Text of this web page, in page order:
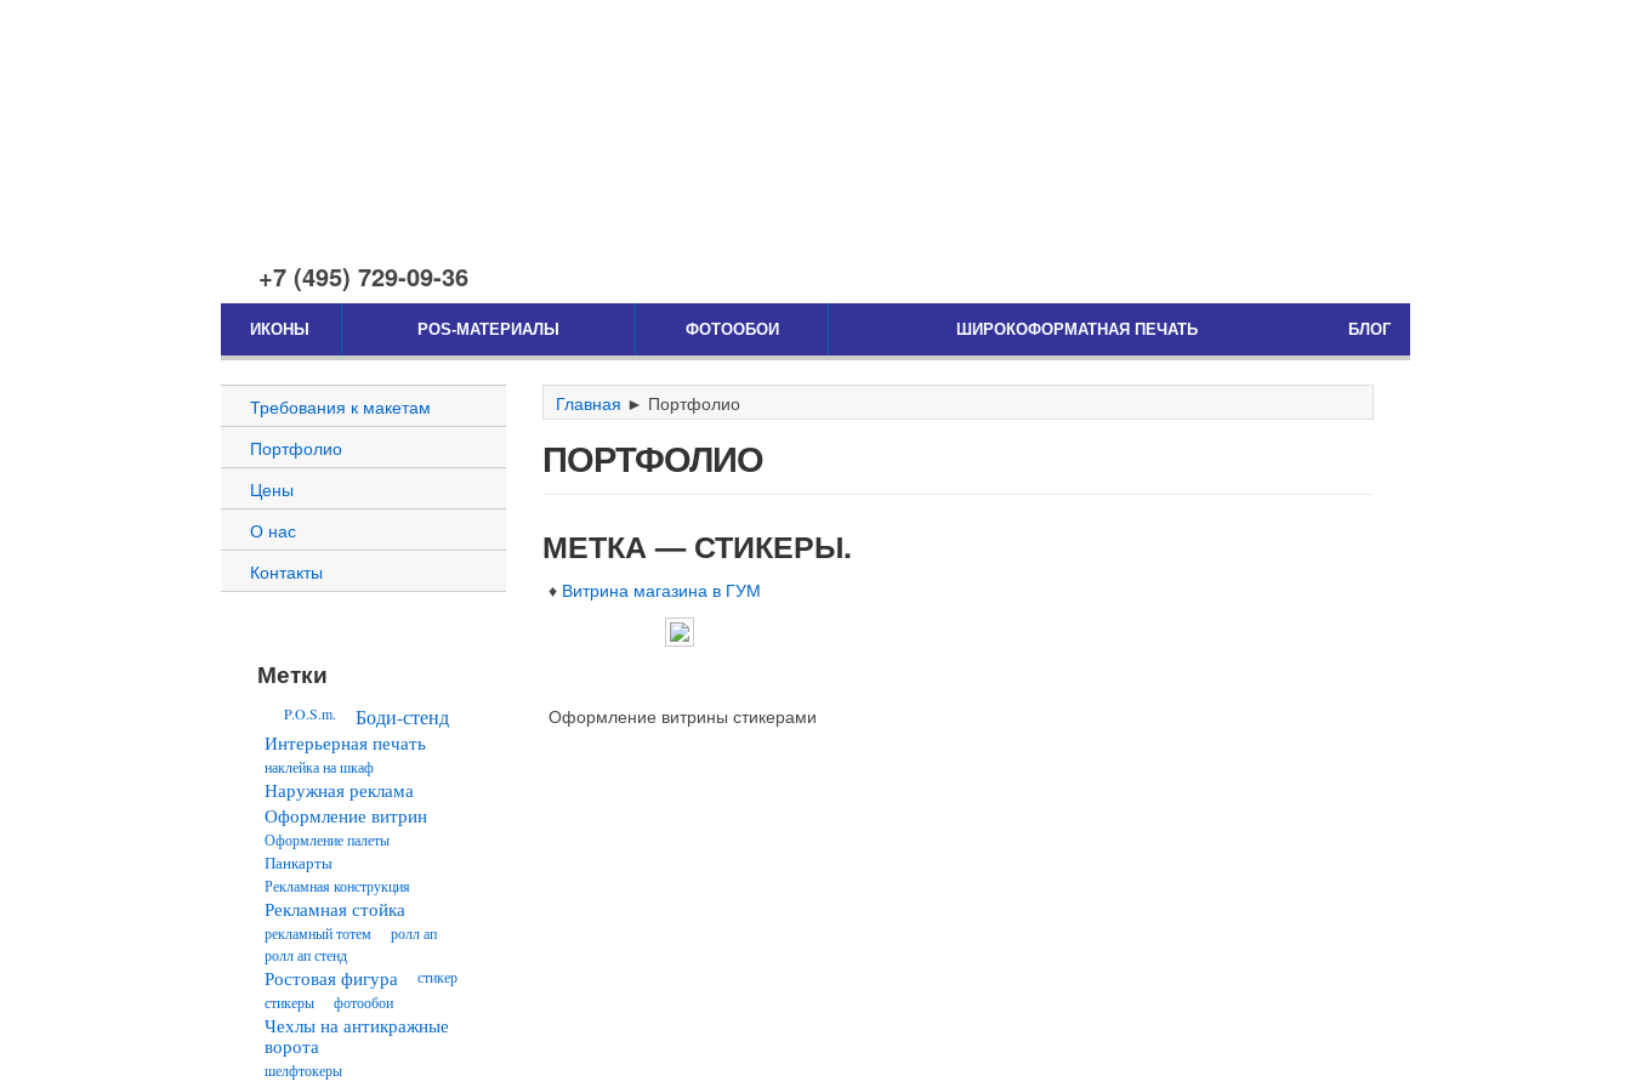
+7 (495) 729-09-36
ИКОНЫ POS-МАТЕРИАЛЫ ФОТООБОИ ШИРОКОФОРМАТНАЯ ПЕЧАТЬ БЛОГ
Требования к макетам
Портфолио
Цены
О нас
Контакты
Метки
P.O.S.m. Боди-стенд
Интерьерная печать
наклейка на шкаф
Наружная реклама
Оформление витрин
Оформление палеты
Панкарты
Рекламная конструкция
Рекламная стойка
рекламный тотем
ролл ап
ролл ап стенд
Ростовая фигура
стикер
стикеры
фотообои
Чехлы на антикражные
ворота
шелфтокеры
Главная ► Портфолио
ПОРТФОЛИО
МЕТКА —СТИКЕРЫ.
♦ Витрина магазина в ГУМ
Оформление витрины стикерами